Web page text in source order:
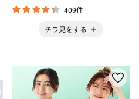
409件
チラ見をする